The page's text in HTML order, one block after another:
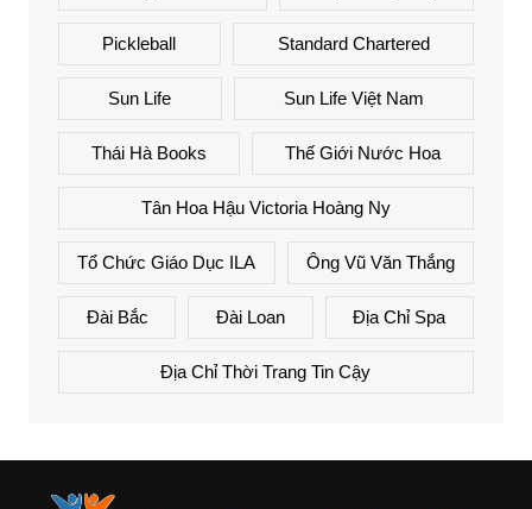
Pickleball Standard Chartered
Sun Life Sun Life Việt Nam
Thái Hà Books Thế Giới Nước Hoa
Tân Hoa Hậu Victoria Hoàng Ny
Tổ Chức Giáo Dục ILA Ông Vũ Văn Thắng
Đài Bắc Đài Loan Địa Chỉ Spa
Địa Chỉ Thời Trang Tin Cậy